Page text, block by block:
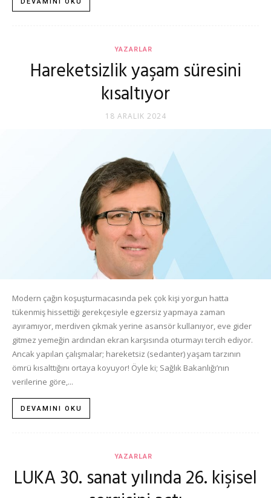
YAZARLAR
Hareketsizlik yaşam süresini
kısaltıyor
18 ARALIK 2024
Modern çağın koşuşturmacasında pek çok kişi yorgun hatta
tükenmiş hissettiği gerekçesiyle egzersiz yapmaya zaman
ayıramıyor, merdiven çıkmak yerine asansör kullanıyor, eve gider
gitmez yemeğin ardından ekran karşısında oturmayı tercih ediyor.
Ancak yapılan çalışmalar; hareketsiz (sedanter) yaşam tarzının
ömrü kısalttığını ortaya koyuyor! Öyle ki; Sağlık Bakanlığı’nın
verilerine göre,...
DEVAMINI OKU
YAZARLAR
LUKA 30. sanat yılında 26. kişisel